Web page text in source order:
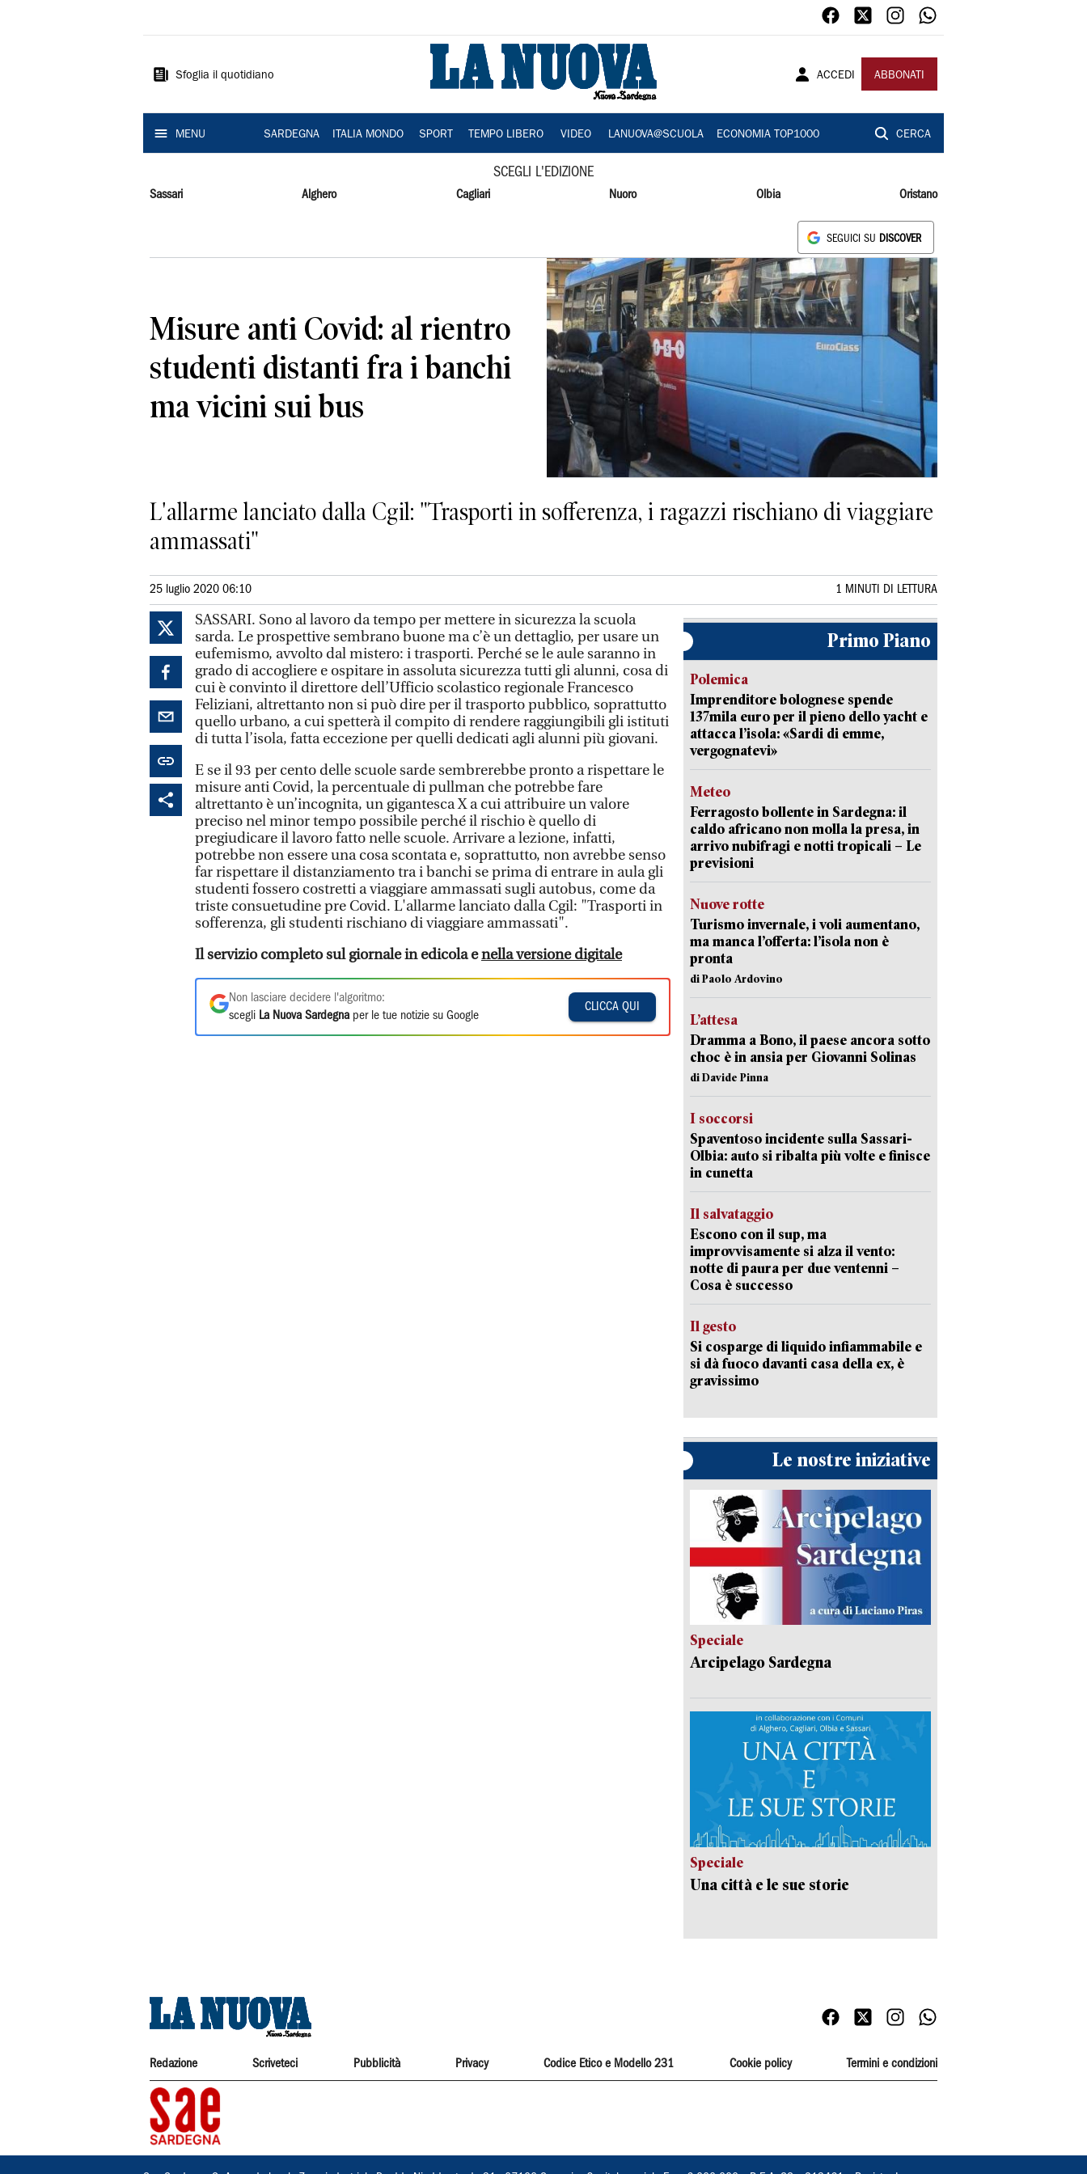
Sardegna
Sfoglia il quotidiano ACCEDI ABBONATI
MENU SARDEGNA ITALIA MONDO SPORT TEMPO LIBERO VIDEO LANUOVA@SCUOLA ECONOMIA TOP1000 CERCA
SCEGLI L'EDIZIONE
Sassari Alghero Cagliari Nuoro Olbia Oristano
SEGUICI SU DISCOVER
Misure anti Covid: al rientro
studenti distanti fra i banchi
ma vicini sui bus
L'allarme lanciato dalla Cgil: "Trasporti in sofferenza, i ragazzi rischiano di viaggiare
ammassati"
25 luglio 2020 06:10 1 MINUTI DI LETTURA
SASSARI. Sono al lavoro da tempo per mettere in sicurezza la scuola
sarda. Le prospettive sembrano buone ma c’è un dettaglio, per usare un
eufemismo, avvolto dal mistero: i trasporti. Perché se le aule saranno in
grado di accogliere e ospitare in assoluta sicurezza tutti gli alunni, cosa di
cui è convinto il direttore dell’Ufficio scolastico regionale Francesco
Feliziani, altrettanto non si può dire per il trasporto pubblico, soprattutto
quello urbano, a cui spetterà il compito di rendere raggiungibili gli istituti
di tutta l’isola, fatta eccezione per quelli dedicati agli alunni più giovani.
E se il 93 per cento delle scuole sarde sembrerebbe pronto a rispettare le
misure anti Covid, la percentuale di pullman che potrebbe fare
altrettanto è un’incognita, un gigantesca X a cui attribuire un valore
preciso nel minor tempo possibile perché il rischio è quello di
pregiudicare il lavoro fatto nelle scuole. Arrivare a lezione, infatti,
potrebbe non essere una cosa scontata e, soprattutto, non avrebbe senso
far rispettare il distanziamento tra i banchi se prima di entrare in aula gli
studenti fossero costretti a viaggiare ammassati sugli autobus, come da
triste consuetudine pre Covid. L'allarme lanciato dalla Cgil: "Trasporti in
sofferenza, gli studenti rischiano di viaggiare ammassati".
Il servizio completo sul giornale in edicola enella versione digitale
Non lasciare decidere l'algoritmo:
scegli La Nuova Sardegna per le tue notizie su Google
CLICCA QUI
Primo Piano
Polemica
Imprenditore bolognese spende
137mila euro per il pieno dello yacht e
attacca l’isola: «Sardi di emme,
vergognatevi»
Meteo
Ferragosto bollente in Sardegna: il
caldo africano non molla la presa, in
arrivo nubifragi e notti tropicali – Le
previsioni
Nuove rotte
Turismo invernale, i voli aumentano,
ma manca l’offerta: l’isola non è
pronta
di Paolo Ardovino
L’attesa
Dramma a Bono, il paese ancora sotto
choc è in ansia per Giovanni Solinas
di Davide Pinna
I soccorsi
Spaventoso incidente sulla Sassari-
Olbia: auto si ribalta più volte e finisce
in cunetta
Il salvataggio
Escono con il sup, ma
improvvisamente si alza il vento:
notte di paura per due ventenni –
Cosa è successo
Il gesto
Si cosparge di liquido infiammabile e
si dà fuoco davanti casa della ex, è
gravissimo
Le nostre iniziative
Speciale
Arcipelago Sardegna
Speciale
Una città e le sue storie
Redazione Scriveteci Pubblicità Privacy Codice Etico e Modello 231 Cookie policy Termini e condizioni